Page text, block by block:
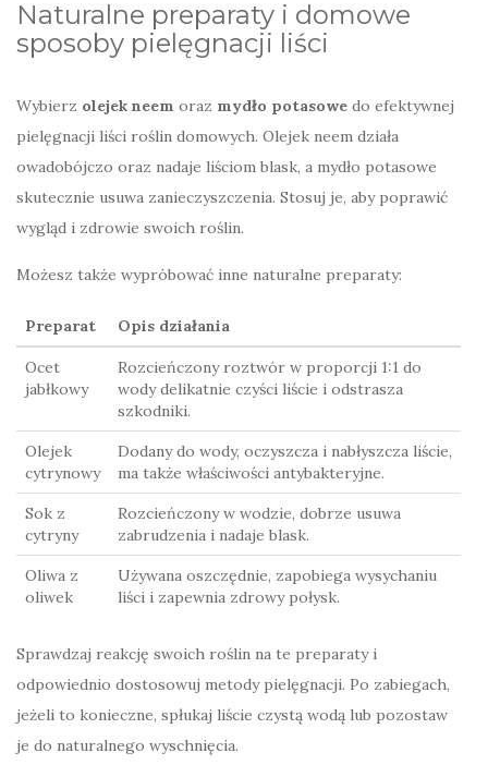
Naturalne preparaty i domowe
sposoby pielęgnacji liści
Wybierz olejek neem oraz mydło potasowe do efektywnej
pielęgnacji liści roślin domowych. Olejek neem działa
owadobójczo oraz nadaje liściom blask, a mydło potasowe
skutecznie usuwa zanieczyszczenia. Stosuj je, aby poprawić
wygląd i zdrowie swoich roślin.
Możesz także wypróbować inne naturalne preparaty:
Preparat Opis działania
Ocet
jabłkowy
Rozcieńczony roztwór w proporcji 1:1 do
wody delikatnie czyści liście i odstrasza
szkodniki.
Olejek
cytrynowy
Dodany do wody, oczyszcza i nabłyszcza liście,
ma także właściwości antybakteryjne.
Sok z
cytryny
Rozcieńczony w wodzie, dobrze usuwa
zabrudzenia i nadaje blask.
Oliwa z
oliwek
Używana oszczędnie, zapobiega wysychaniu
liści i zapewnia zdrowy połysk.
Sprawdzaj reakcję swoich roślin na te preparaty i
odpowiednio dostosowuj metody pielęgnacji. Po zabiegach,
jeżeli to konieczne, spłukaj liście czystą wodą lub pozostaw
je do naturalnego wyschnięcia.